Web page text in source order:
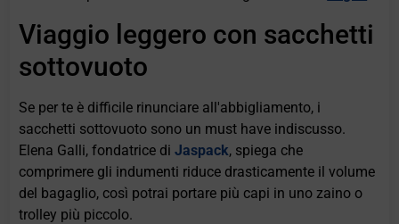
Viaggio leggero con sacchetti
sottovuoto
Se per te è difficile rinunciare all'abbigliamento, i
sacchetti sottovuoto sono un must have indiscusso.
Elena Galli, fondatrice diJaspack, spiega che
comprimere gli indumenti riduce drasticamente il volume
del bagaglio, così potrai portare più capi in uno zaino o
trolley più piccolo.